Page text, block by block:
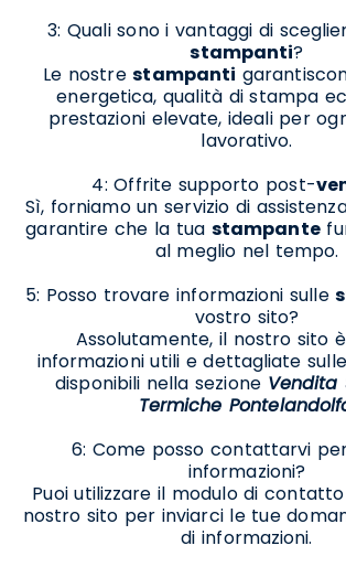
3: Quali sono i vantaggi di
stampanti?
Le nostrestampanti
energetica, qualità di stampa
prestazioni elevate, ideali per
lavorativo.
4: Offrite supporto post-
Sì, forniamo un servizio di
garantire che la tua stampante
al meglio nel tempo.
5: Posso trovare informazioni sulle
vostro sito?
Assolutamente, il nostro sito
informazioni utili e dettagliate sulle
disponibili nella sezione Vendita
Termiche
6: Come posso contattarvi
informazioni?
Puoi utilizzare il modulo di
nostro sito per inviarci le tue
di informazioni.